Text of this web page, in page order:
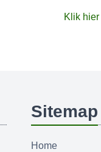
Klik hier
Sitemap
Home